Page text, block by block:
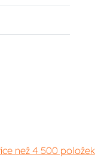
než 4 500 položek